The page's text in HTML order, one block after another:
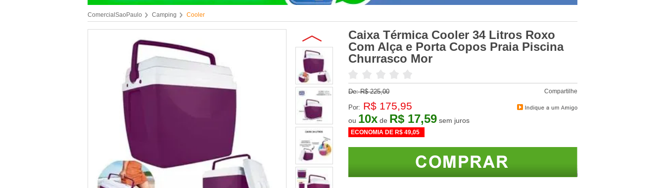
ComercialSaoPaulo Camping Cooler
Caixa Térmica Cooler 34 Litros Roxo
Com Alça e Porta Copos Praia Piscina
Churrasco Mor
De:R$ 225,00
Por: R$ 175,95
ou 10x de R$ 17,59
ECONOMIA DE R$ 49,05
Compartilhe